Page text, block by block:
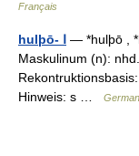
Français
hulþō- Ⅰ — *hulþō ,
Maskulinum (n):
Hinweis: s …